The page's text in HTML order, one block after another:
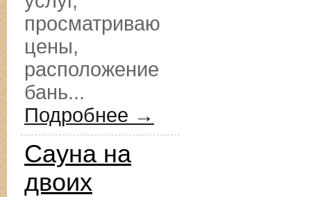
просматриваю
цены,
расположение
бань...
Подробнее →
Сауна на
двоих